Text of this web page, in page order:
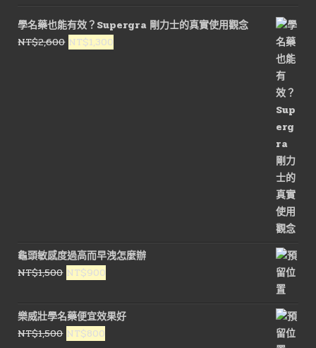
學名藥也能有效？Supergra 剛力士的真實使用觀念
NT$2,600 原
NT$1,300
龜頭敏感度過高而早洩怎麼辦
NT$1,500 原
價
格：
NT$1,500。
NT$900
價
格：
樂威壯學名藥便宜效果好
NT$1,500 原
NT$800